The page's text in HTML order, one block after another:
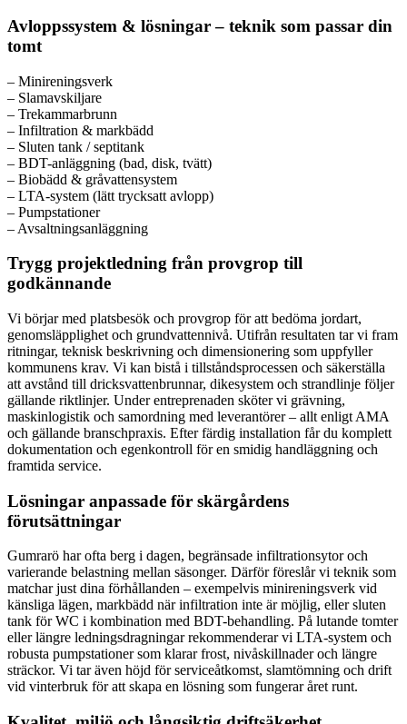
Avloppssystem & lösningar – teknik som passar din
tomt
– Minireningsverk
– Slamavskiljare
– Trekammarbrunn
– Infiltration & markbädd
– Sluten tank / septitank
– BDT-anläggning (bad, disk, tvätt)
– Biobädd & gråvattensystem
– LTA-system (lätt trycksatt avlopp)
– Pumpstationer
– Avsaltningsanläggning
Trygg projektledning från provgrop till
godkännande
Vi börjar med platsbesök och provgrop för att bedöma jordart,
genomsläpplighet och grundvattennivå. Utifrån resultaten tar vi fram
ritningar, teknisk beskrivning och dimensionering som uppfyller
kommunens krav. Vi kan bistå i tillståndsprocessen och säkerställa
att avstånd till dricksvattenbrunnar, dikesystem och strandlinje följer
gällande riktlinjer. Under entreprenaden sköter vi grävning,
maskinlogistik och samordning med leverantörer – allt enligt AMA
och gällande branschpraxis. Efter färdig installation får du komplett
dokumentation och egenkontroll för en smidig handläggning och
framtida service.
Lösningar anpassade för skärgårdens
förutsättningar
Gumrarö har ofta berg i dagen, begränsade infiltrationsytor och
varierande belastning mellan säsonger. Därför föreslår vi teknik som
matchar just dina förhållanden – exempelvis minireningsverk vid
känsliga lägen, markbädd när infiltration inte är möjlig, eller sluten
tank för WC i kombination med BDT-behandling. På lutande tomter
eller längre ledningsdragningar rekommenderar vi LTA-system och
robusta pumpstationer som klarar frost, nivåskillnader och längre
sträckor. Vi tar även höjd för serviceåtkomst, slam­tömning och drift
vid vinterbruk för att skapa en lösning som fungerar året runt.